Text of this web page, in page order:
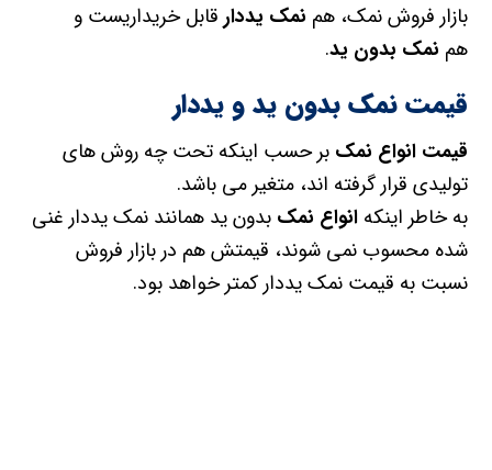
بازار فروش نمک، هم نمک یددار قابل خریداریست و
هم نمک بدون ید.
قیمت نمک بدون ید و یددار
قیمت انواع نمک بر حسب اینکه تحت چه روش های
تولیدی قرار گرفته اند، متغیر می باشد.
به خاطر اینکهانواع نمک بدون ید همانند نمک یددار غنی
شده محسوب نمی شوند، قیمتش هم در بازار فروش
نسبت به قیمت نمک یددار کمتر خواهد بود.